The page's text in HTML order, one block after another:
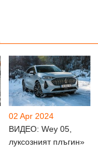
02 Apr 2024
ВИДЕО: Wey 05,
луксозният плъгин»